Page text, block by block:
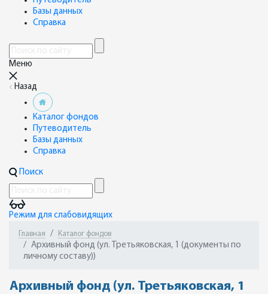
Базы данных
Справка
Меню
Назад
Каталог фондов
Путеводитель
Базы данных
Справка
Поиск
Режим для слабовидящих
Главная Каталог фондов
Архивный фонд (ул. Третьяковская, 1 (документы по
личному составу))
Архивный фонд (ул. Третьяковская, 1